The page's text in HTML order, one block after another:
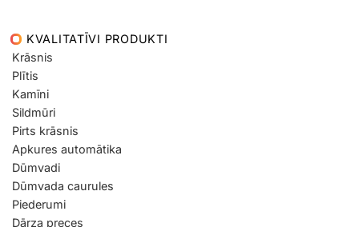
KVALITATĪVI PRODUKTI
Krāsnis
Plītis
Kamīni
Sildmūri
Pirts krāsnis
Apkures automātika
Dūmvadi
Dūmvada caurules
Piederumi
Dārza preces